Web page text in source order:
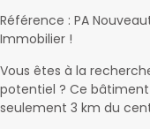
Référence : PA
Immobilier !
Vous êtes à la
potentiel ? Ce
seulement 3 km du